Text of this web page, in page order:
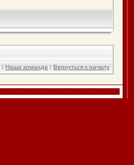
| Наша команда | Вернуться к началу